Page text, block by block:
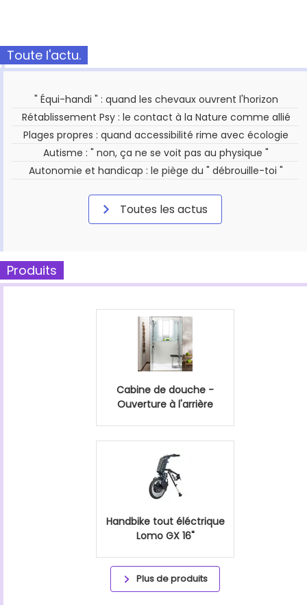
Toute l'actu.
" Équi-handi " : quand les chevaux ouvrent l'horizon
Rétablissement Psy : le contact à la Nature comme allié
Plages propres : quand accessibilité rime avec écologie
Autisme : " non, ça ne se voit pas au physique "
Autonomie et handicap : le piège du " débrouille-toi "
Toutes les actus
Produits
Cabine de douche -
Ouverture à l'arrière
Handbike tout éléctrique
Lomo GX 16"
Plus de produits